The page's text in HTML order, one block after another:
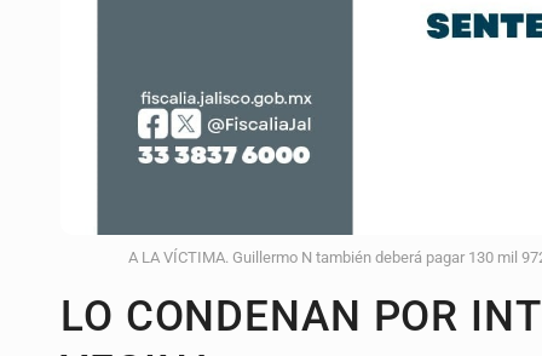
Fiscalía continúa búsqueda de
Identifican a más implicados en
A LA VÍCTIMA. Guillermo N también deberá pagar 130 mil
LO CONDENAN POR